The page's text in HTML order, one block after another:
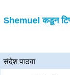
Shemuel कडून
संदेश पाठवा